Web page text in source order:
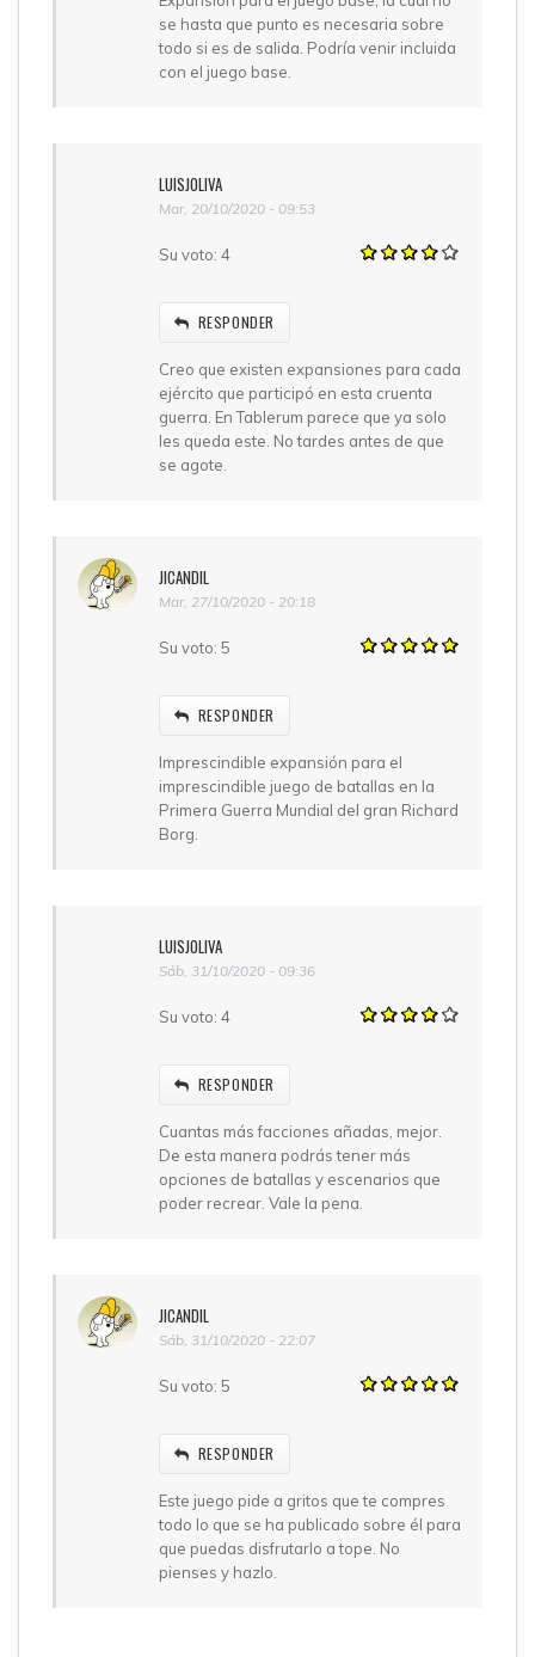
se hasta que punto es necesaria sobre
todo si es de salida. Podría venir incluida
con el juego base.
LUISJOLIVA
Mar, 20/10/2020 - 09:53
Su voto: 4
RESPONDER
Creo que existen expansiones para cada
ejército que participó en esta cruenta
guerra. En Tablerum parece que ya solo
les queda este. No tardes antes de que
se agote.
JICANDIL
Mar, 27/10/2020 - 20:18
Su voto: 5
RESPONDER
Imprescindible expansión para el
imprescindible juego de batallas en la
Primera Guerra Mundial del gran Richard
Borg.
LUISJOLIVA
Sáb, 31/10/2020 - 09:36
Su voto: 4
RESPONDER
Cuantas más facciones añadas, mejor.
De esta manera podrás tener más
opciones de batallas y escenarios que
poder recrear. Vale la pena.
JICANDIL
Sáb, 31/10/2020 - 22:07
Su voto: 5
RESPONDER
Este juego pide a gritos que te compres
todo lo que se ha publicado sobre él para
que puedas disfrutarlo a tope. No
pienses y hazlo.